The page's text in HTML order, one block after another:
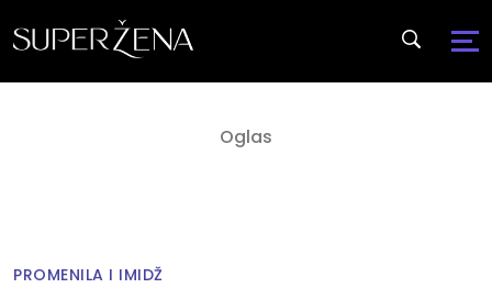
PROMENILA I IMIDŽ